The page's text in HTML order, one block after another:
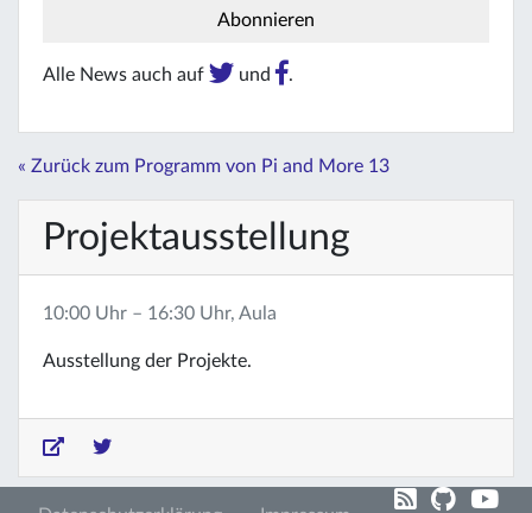
Alle News auch auf und .
« Zurück zum Programm von Pi and More 13
Projektausstellung
10:00 Uhr – 16:30 Uhr, Aula
Ausstellung der Projekte.